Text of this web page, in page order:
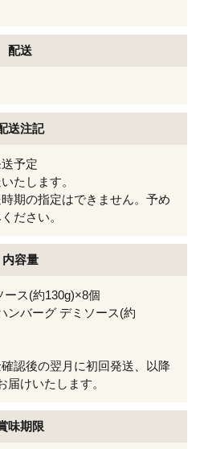
配送
送注記
予定
たします。
期の指定はできません。予め
ださい。
内容量
ス(約130g)×8個
ンバーグ デミソース(約
認後の翌月に初回発送、以降
届けいたします。
味期限